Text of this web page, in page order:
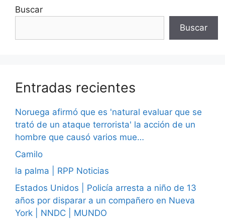
Buscar
Buscar
Entradas recientes
Noruega afirmó que es 'natural evaluar que se
trató de un ataque terrorista' la acción de un
hombre que causó varios mue…
Camilo
la palma | RPP Noticias
Estados Unidos | Policía arresta a niño de 13
años por disparar a un compañero en Nueva
York | NNDC | MUNDO